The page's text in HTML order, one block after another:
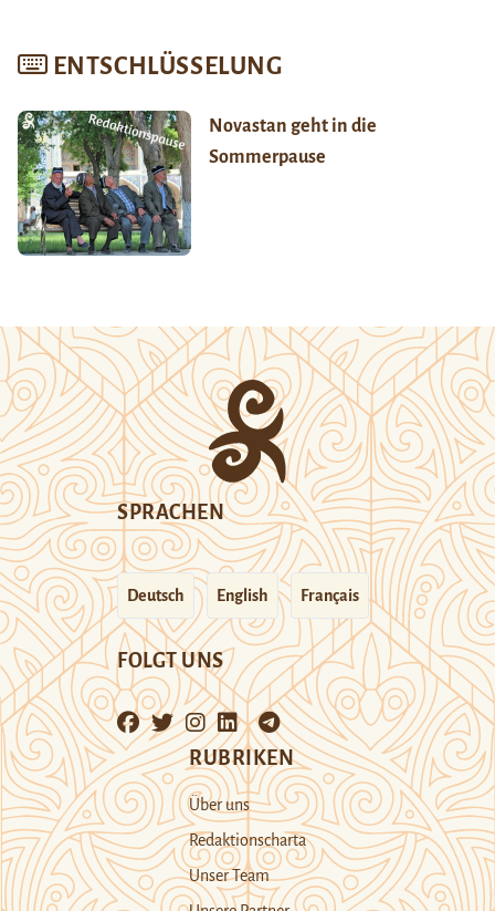
ENTSCHLÜSSELUNG
Novastan geht in die
Sommerpause
SPRACHEN
Deutsch English Français
FOLGT UNS
RUBRIKEN
Über uns
Redaktionscharta
Unser Team